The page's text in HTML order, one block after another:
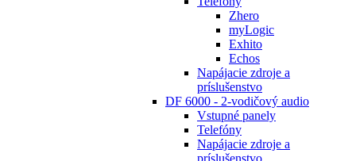
Zhero
myLogic
Exhito
Echos
Napájacie zdroje a
príslušenstvo
DF 6000 - 2-vodičový audio
Vstupné panely
Telefóny
Napájacie zdroje a
príslušenstvo